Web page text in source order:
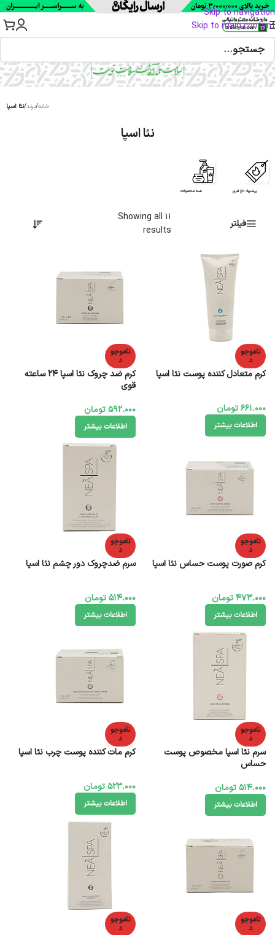
Skip to navigation
Skip to main content
نئا اسپا
خانه/برند/نئا اسپا
پیشنهاد داغ امروز همه محصولات
فیلتر
Showing all 11
results
ناموجو
د
کرم متعادل کننده پوست نئا اسپا
661.000تومان
اطلاعات بیشتر
ناموجو
د
کرم ضد چروک نئا اسپا 24 ساعته
قوی
592.000تومان
اطلاعات بیشتر
ناموجو
د
کرم صورت پوست حساس نئا اسپا
473.000تومان
اطلاعات بیشتر
ناموجو
د
سرم ضدچروک دور چشم نئا اسپا
514.000تومان
اطلاعات بیشتر
ناموجو
د
سرم نئا اسپا مخصوص پوست
حساس
514.000تومان
اطلاعات بیشتر
ناموجو
د
کرم مات کننده پوست چرب نئا اسپا
523.000تومان
اطلاعات بیشتر
ناموجو
د
ناموجو
د